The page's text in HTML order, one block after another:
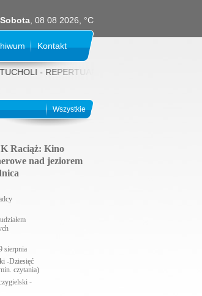
Sobota , 08 08 2026, °C
Kontakt
- REPERTUAR NA SIERPIEŃ 2026 rok:
Wszystkie
Raciąż: Kino
nad jeziorem
sierpnia
-Dziesięć
czytania)
-